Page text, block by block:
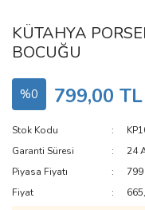
KÜTAHYA
BOCUĞU
%0 799,00 TL
Stok Kodu
Garanti Süresi
24
Piyasa Fiyatı
799
Fiyat